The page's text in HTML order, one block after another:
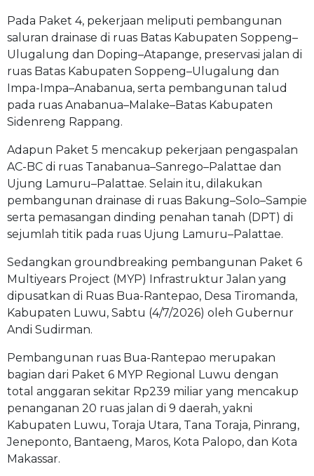
Pada Paket 4, pekerjaan meliputi pembangunan
saluran drainase di ruas Batas Kabupaten Soppeng–
Ulugalung dan Doping–Atapange, preservasi jalan di
ruas Batas Kabupaten Soppeng–Ulugalung dan
Impa-Impa–Anabanua, serta pembangunan talud
pada ruas Anabanua–Malake–Batas Kabupaten
Sidenreng Rappang.
Adapun Paket 5 mencakup pekerjaan pengaspalan
AC-BC di ruas Tanabanua–Sanrego–Palattae dan
Ujung Lamuru–Palattae. Selain itu, dilakukan
pembangunan drainase di ruas Bakung–Solo–Sampie
serta pemasangan dinding penahan tanah (DPT) di
sejumlah titik pada ruas Ujung Lamuru–Palattae.
Sedangkan groundbreaking pembangunan Paket 6
Multiyears Project (MYP) Infrastruktur Jalan yang
dipusatkan di Ruas Bua-Rantepao, Desa Tiromanda,
Kabupaten Luwu, Sabtu (4/7/2026) oleh Gubernur
Andi Sudirman.
Pembangunan ruas Bua-Rantepao merupakan
bagian dari Paket 6 MYP Regional Luwu dengan
total anggaran sekitar Rp239 miliar yang mencakup
penanganan 20 ruas jalan di 9 daerah, yakni
Kabupaten Luwu, Toraja Utara, Tana Toraja, Pinrang,
Jeneponto, Bantaeng, Maros, Kota Palopo, dan Kota
Makassar.